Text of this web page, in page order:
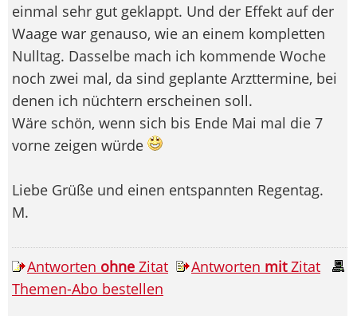
einmal sehr gut geklappt. Und der Effekt auf der
Waage war genauso, wie an einem kompletten
Nulltag. Dasselbe mach ich kommende Woche
noch zwei mal, da sind geplante Arzttermine, bei
denen ich nüchtern erscheinen soll.
Wäre schön, wenn sich bis Ende Mai mal die 7
vorne zeigen würde
Liebe Grüße und einen entspannten Regentag.
M.
Antworten ohne Zitat Antworten mitZitat
Themen-Abo bestellen